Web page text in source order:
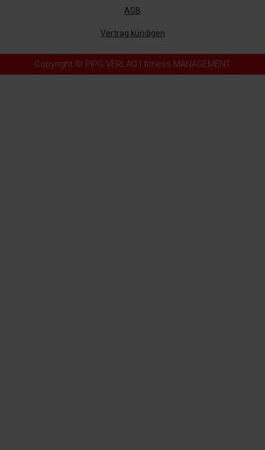
AGB
Vertrag kündigen
Copyright © PIPG VERLAG | fitness MANAGEMENT